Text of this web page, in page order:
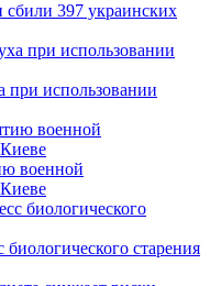
397 украинских
при использовании
военной
старения